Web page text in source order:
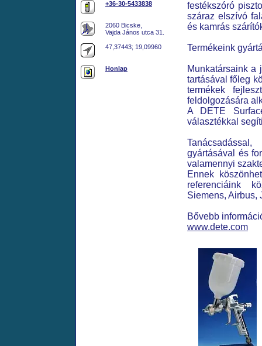
+36-30-5433838
2060 Bicske,
Vajda János utca 31.
47,37443; 19,09960
Honlap
festékszóró
száraz elszívó
és kamrás
Termékeink
Munkatársaink a
tartásával főleg
termékek
feldolgozására
A DETE
választékkal
gyártásával és
valamennyi
Ennek
referenciáink
Siemens, Airbus,
Bővebb
www.dete.com